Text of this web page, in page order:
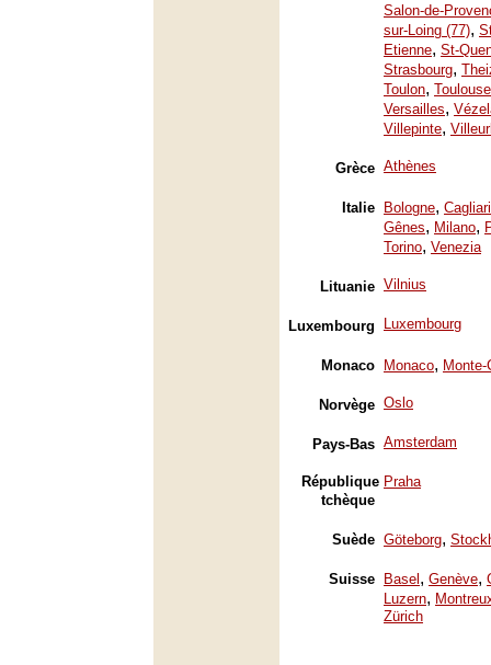
Salon-de-
sur-Loing (77),
Etienne, St-
Strasbourg,
Toulon, Toulouse
Versailles,
Villepinte,
Grèce Athènes
Italie Bologne, Cagliari
Gênes, Milano,
Torino, Venezia
Lituanie Vilnius
Luxembourg Luxembourg
Monaco Monaco, Monte-
Norvège Oslo
Pays-Bas Amsterdam
République
tchèque
Praha
Suède Göteborg,
Suisse Basel , Genève,
Luzern,
Zürich